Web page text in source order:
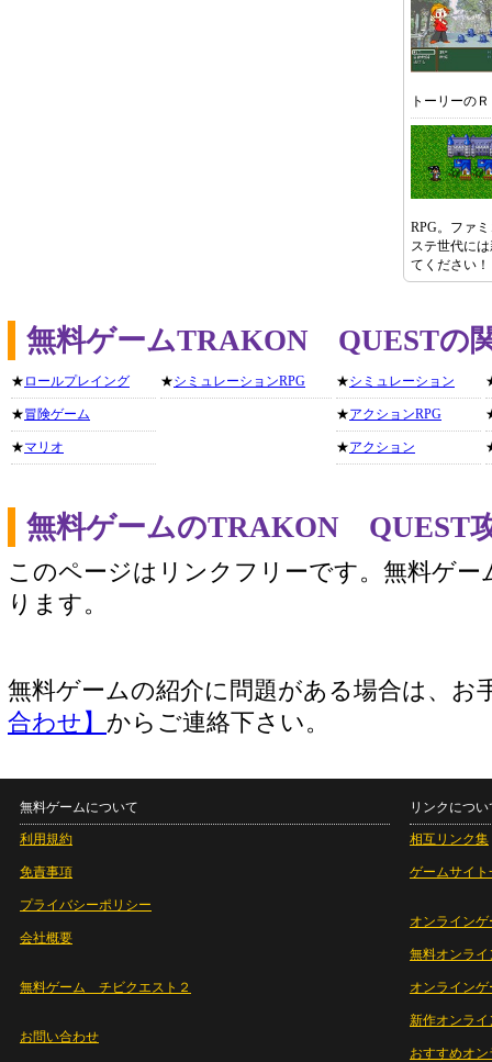
トーリーの
RPG。ファ
ステ世代に
てください
無料ゲームTRAKON QUESTの
★ ロールプレイング
★冒険ゲーム
★マリオ
★シミュレーションRPG ★シミュレーション
★アクションRPG
★アクション
無料ゲームのTRAKON QUEST
このページはリンクフリーです。無料ゲー
ります。
無料ゲームの紹介に問題がある場合は、お
合わせ】 からご連絡下さい。
無料ゲームについて
利用規約
免責事項
プライバシーポリシー
会社概要
無料ゲーム チビクエスト２
お問い合わせ
リンクについ
相互リンク集
ゲームサイト
オンラインゲ
無料オンライ
オンライン
新作オンライ
おすすめオ